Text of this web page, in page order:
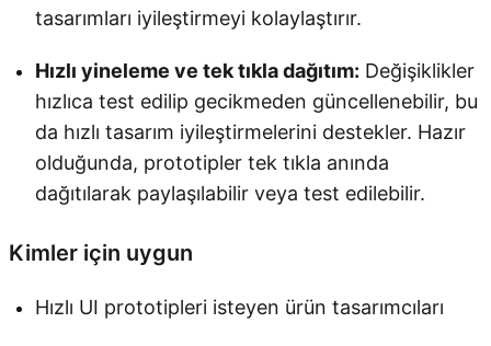
tasarımları iyileştirmeyi kolaylaştırır.
Hızlı yineleme ve tek tıkla dağıtım: Değişiklikler
hızlıca test edilip gecikmeden güncellenebilir, bu
da hızlı tasarım iyileştirmelerini destekler. Hazır
olduğunda, prototipler tek tıkla anında
dağıtılarak paylaşılabilir veya test edilebilir.
Kimler için uygun
Hızlı UI prototipleri isteyen ürün tasarımcıları